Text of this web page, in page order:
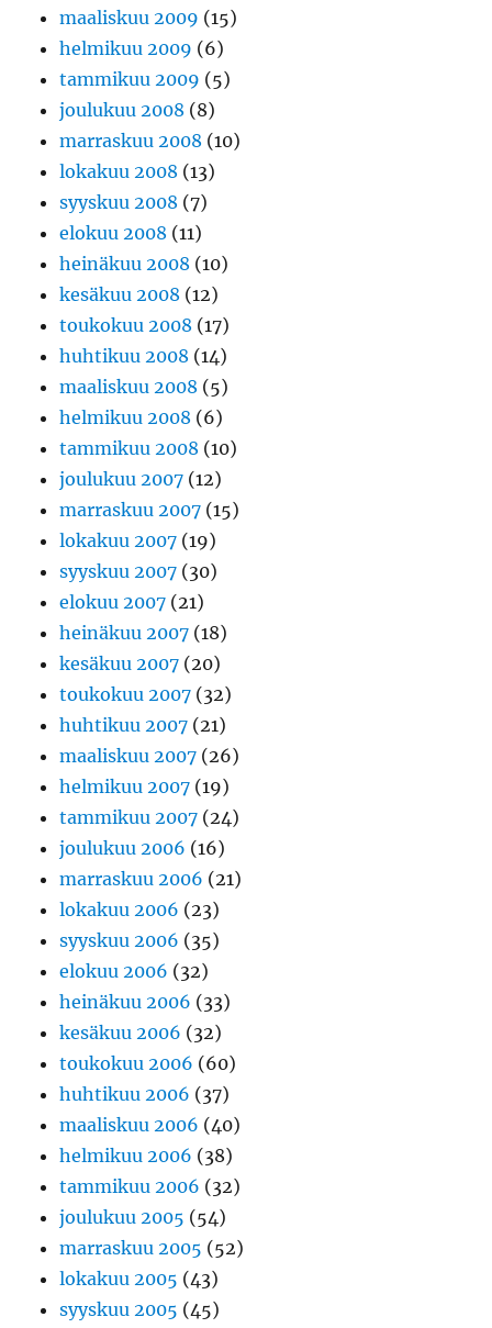
maaliskuu 2009 (15)
helmikuu 2009 (6)
tammikuu 2009 (5)
joulukuu 2008 (8)
marraskuu 2008 (10)
lokakuu 2008 (13)
syyskuu 2008 (7)
elokuu 2008 (11)
heinäkuu 2008 (10)
kesäkuu 2008 (12)
toukokuu 2008 (17)
huhtikuu 2008 (14)
maaliskuu 2008 (5)
helmikuu 2008 (6)
tammikuu 2008 (10)
joulukuu 2007 (12)
marraskuu 2007 (15)
lokakuu 2007 (19)
syyskuu 2007 (30)
elokuu 2007 (21)
heinäkuu 2007 (18)
kesäkuu 2007 (20)
toukokuu 2007 (32)
huhtikuu 2007 (21)
maaliskuu 2007 (26)
helmikuu 2007 (19)
tammikuu 2007 (24)
joulukuu 2006 (16)
marraskuu 2006 (21)
lokakuu 2006 (23)
syyskuu 2006 (35)
elokuu 2006 (32)
heinäkuu 2006 (33)
kesäkuu 2006 (32)
toukokuu 2006 (60)
huhtikuu 2006 (37)
maaliskuu 2006 (40)
helmikuu 2006 (38)
tammikuu 2006 (32)
joulukuu 2005 (54)
marraskuu 2005 (52)
lokakuu 2005 (43)
syyskuu 2005 (45)